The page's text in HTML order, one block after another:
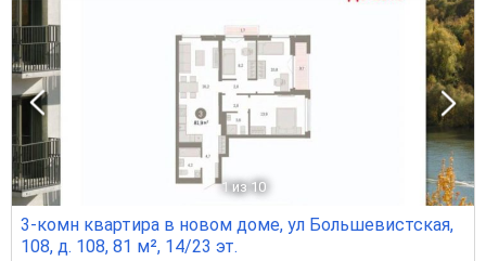
1 из 10
3-комн квартира в новом доме, ул Большевистская,
108, д. 108, 81 м², 14/23 эт.